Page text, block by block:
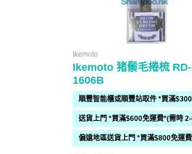
Ikemoto
Ikemoto 猪鬃毛捲梳 RD-
1606B